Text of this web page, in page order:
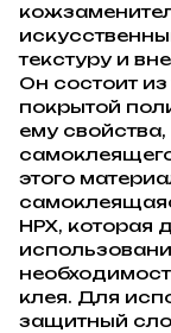
текстуру и
Он состоит
покрытой
ему
этого
HPX, которая
клея. Для
защитный